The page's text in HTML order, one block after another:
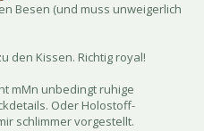
Besen (und muss unweigerlich
den Kissen. Richtig royal!
mMn unbedingt ruhige
Oder Holostoff-
schlimmer vorgestellt.